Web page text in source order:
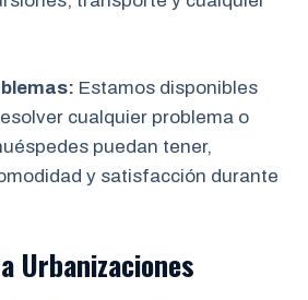
Estamos disponibles
cualquier problema o
puedan tener,
y satisfacción durante
Urbanizaciones